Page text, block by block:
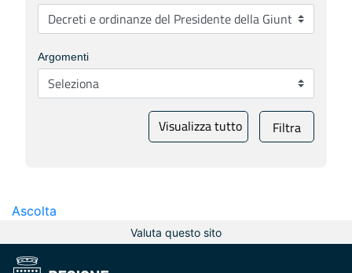
Argomenti
Visualizza tutto Filtra
Ascolta
Valuta questo sito